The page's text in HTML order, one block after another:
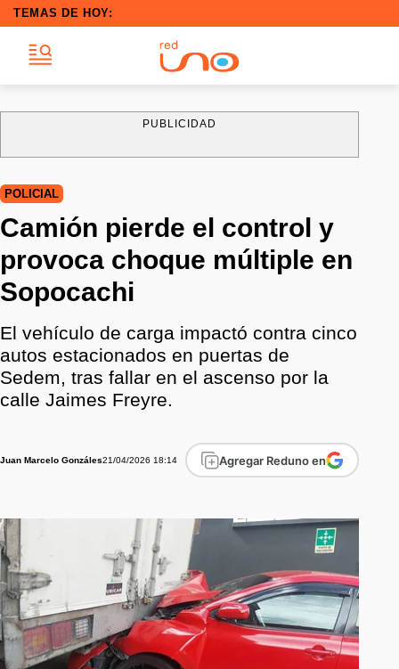
TEMAS DE HOY:
PUBLICIDAD
POLICIAL
Camión pierde el control y
provoca choque múltiple en
Sopocachi
El vehículo de carga impactó contra cinco
autos estacionados en puertas de
Sedem, tras fallar en el ascenso por la
calle Jaimes Freyre.
Juan Marcelo Gonzáles21/04/2026 18:14 Agregar Reduno en